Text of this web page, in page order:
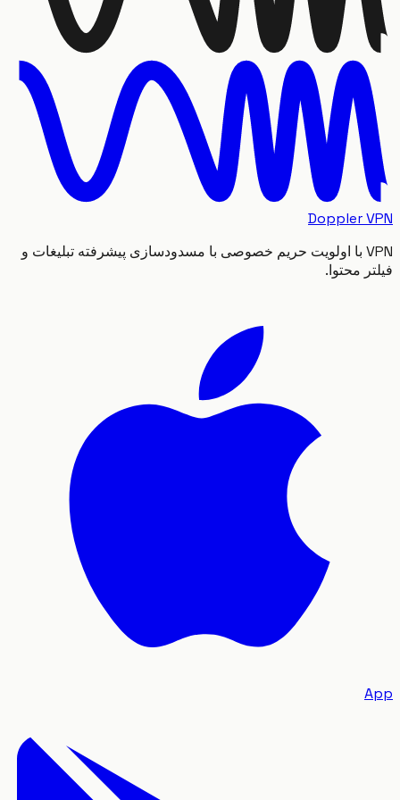
Doppler
VPN با اولویت حریم خصوصی با مسدودسازی پیشرفته تبلیغات و
محتوا.